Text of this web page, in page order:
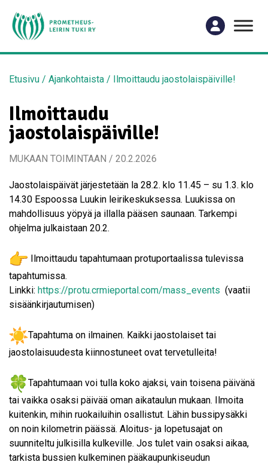
Etusivu / Ajankohtaista / Ilmoittaudu jaostolaispäiville!
Ilmoittaudu
jaostolaispäiville!
MUKAAN TOIMINTAAN / 20.2.2026
Jaostolaispäivät järjestetään la 28.2. klo 11.45 – su 1.3. klo
14.30 Espoossa Luukin leirikeskuksessa. Luukissa on
mahdollisuus yöpyä ja illalla pääsen saunaan. Tarkempi
ohjelma julkaistaan 20.2.
Ilmoittaudu tapahtumaan protuportaalissa tulevissa
tapahtumissa.
Linkki: https://protu.crmieportal.com/mass_events (vaatii
sisäänkirjautumisen)
Tapahtuma on ilmainen. Kaikki jaostolaiset tai
jaostolaisuudesta kiinnostuneet ovat tervetulleita!
Tapahtumaan voi tulla koko ajaksi, vain toisena päivänä
tai vaikka osaksi päivää oman aikataulun mukaan. Ilmoita
kuitenkin, mihin ruokailuihin osallistut. Lähin bussipysäkki
on noin kilometrin päässä. Aloitus- ja lopetusajat on
suunniteltu julkisilla kulkeville. Jos tulet vain osaksi aikaa,
tarkista bussien kulkeminen pääkaupunkiseudun